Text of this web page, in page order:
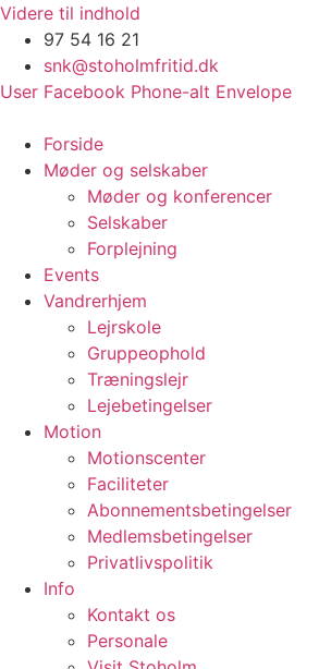
Videre til indhold
97 54 16 21
snk@stoholmfritid.dk
User Facebook Phone-alt Envelope
Forside
Møder og selskaber
Møder og konferencer
Selskaber
Forplejning
Events
Vandrerhjem
Lejrskole
Gruppeophold
Træningslejr
Lejebetingelser
Motion
Motionscenter
Faciliteter
Abonnementsbetingelser
Medlemsbetingelser
Privatlivspolitik
Info
Kontakt os
Personale